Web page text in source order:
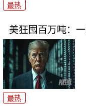
最热
美狂囤百万吨：
最热